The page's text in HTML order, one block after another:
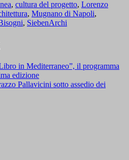
, cultura del progetto, Lorenzo
, Mugnano di Napoli,
, SiebenArchi
in Mediterraneo”, il programma
edizione
Pallavicini sotto assedio dei